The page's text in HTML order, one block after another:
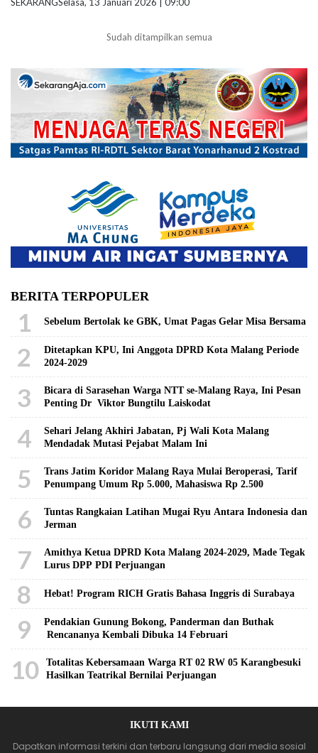
SEKARANGSelasa, 13 Januari 2026 | 09:00
Sudah ditampilkan semua
BERITA TERPOPULER
1 Sebelum Bertolak ke GBK, Umat Pagas Gelar Misa Bersama
2
Ditetapkan KPU, Ini Anggota DPRD Kota Malang Periode
2024-2029
3
Bicara di Sarasehan Warga NTT se-Malang Raya, Ini Pesan
Penting Dr Viktor Bungtilu Laiskodat
4
Sehari Jelang Akhiri Jabatan, Pj Wali Kota Malang
Mendadak Mutasi Pejabat Malam Ini
5
Trans Jatim Koridor Malang Raya Mulai Beroperasi, Tarif
Penumpang Umum Rp 5.000, Mahasiswa Rp 2.500
6
Tuntas Rangkaian Latihan Mugai Ryu Antara Indonesia dan
Jerman
7
Amithya Ketua DPRD Kota Malang 2024-2029, Made Tegak
Lurus DPP PDI Perjuangan
8 Hebat! Program RICH Gratis Bahasa Inggris di Surabaya
9
Pendakian Gunung Bokong, Panderman dan Buthak
Rencananya Kembali Dibuka 14 Februari
10
Totalitas Kebersamaan Warga RT 02 RW 05 Karangbesuki
Hasilkan Teatrikal Bernilai Perjuangan
IKUTI KAMI
Dapatkan informasi terkini dan terbaru langsung dari media sosial